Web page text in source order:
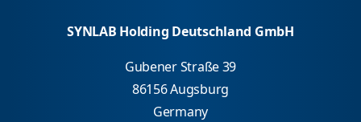
SYNLAB Holding Deutschland GmbH
Gubener Straße 39
86156 Augsburg
Germany